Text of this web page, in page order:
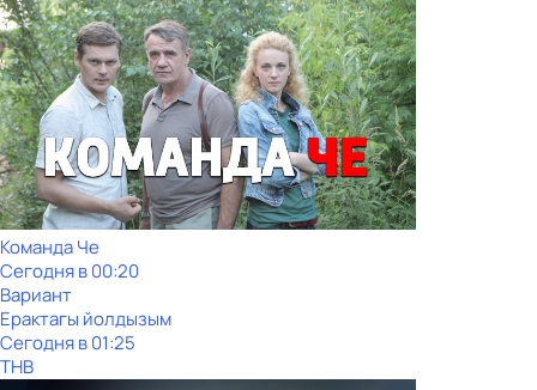
Команда Че
Сегодня в 00:20
Вариант
Ерактагы йолдызым
Сегодня в 01:25
ТНВ